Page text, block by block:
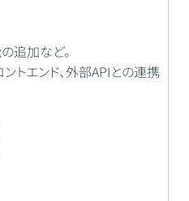
追加など。
ントエンド、外部APIとの連携